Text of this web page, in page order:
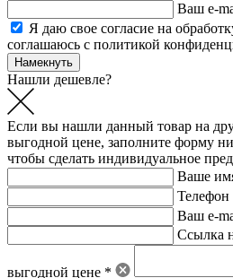
Ваш e-
Я даю свое согласие на
соглашаюсь с политикой
Нашли дешевле?
Если вы нашли данный товар на
выгодной цене, заполните форму
чтобы сделать индивидуальное
Ваше
Телефон
Ваш e-
Ссылка
выгодной цене *